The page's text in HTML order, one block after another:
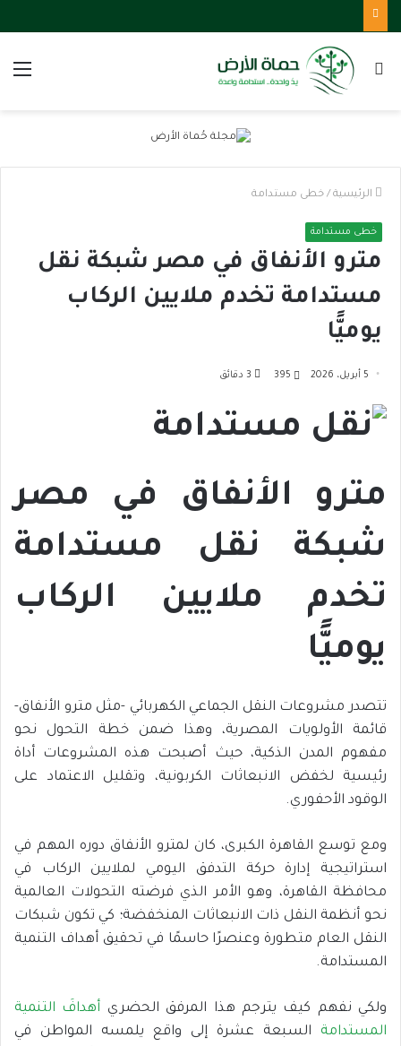
بحث
الرئيسية / خطى مستدامة
خطى مستدامة
مترو الأنفاق في مصر شبكة نقل
مستدامة تخدم ملايين الركاب
يوميًّا
5 أبريل، 2026 395
مترو الأنفاق في مصر
شبكة نقل مستدامة
تخدم ملايين الركاب
يوميًّا
تتصدر مشروعات النقل الجماعي الكهربائي -مثل مترو الأنفاق-
قائمة الأولويات المصرية، وهذا ضمن خطة التحول نحو
مفهوم المدن الذكية، حيث أصبحت هذه المشروعات أداة
رئيسية لخفض الانبعاثات الكربونية، وتقليل الاعتماد على
الوقود الأحفوري.
ومع توسع القاهرة الكبرى، كان لمترو الأنفاق دوره المهم في
استراتيجية إدارة حركة التدفق اليومي لملايين الركاب في
محافظة القاهرة، وهو الأمر الذي فرضته التحولات العالمية
نحو أنظمة النقل ذات الانبعاثات المنخفضة؛ كي تكون شبكات
النقل العام متطورة وعنصرًا حاسمًا في تحقيق أهداف التنمية
المستدامة.
ولكي نفهم كيف يترجم هذا المرفق الحضري أهدافَ التنمية
المستدامة السبعة عشرة إلى واقع يلمسه المواطن في